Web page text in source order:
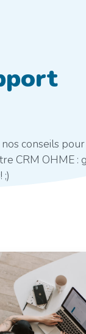
conseils
CRM OHME :